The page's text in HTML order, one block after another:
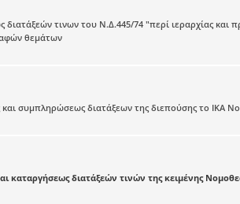
τινων του Ν.Δ.445/74 "περί ιεραρχίας
θεμάτων
συμπληρώσεως διατάξεων της διεπούσης το ΙΚΑ
διατάξεών τινών της κειμένης